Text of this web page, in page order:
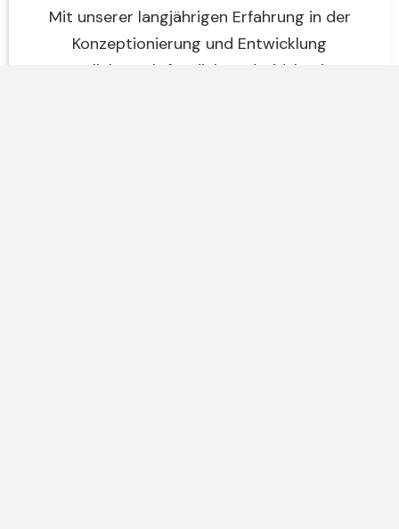
Mit unserer langjährigen Erfahrung in der
Konzeptionierung und Entwicklung
ermöglichen wir für dich Android-basierte